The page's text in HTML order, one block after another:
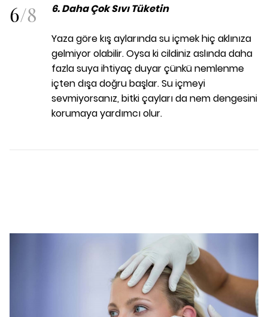
6/8 6. Daha Çok Sıvı Tüketin
Yaza göre kış aylarında su içmek hiç aklınıza
gelmiyor olabilir. Oysa ki cildiniz aslında daha
fazla suya ihtiyaç duyar çünkü nemlenme
içten dışa doğru başlar. Su içmeyi
sevmiyorsanız, bitki çayları da nem dengesini
korumaya yardımcı olur.